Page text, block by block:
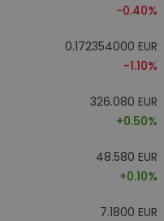
-0.40%
0.172354000 EUR
-1.10%
326.080 EUR
+0.50%
48.580 EUR
+0.10%
7.1800 EUR